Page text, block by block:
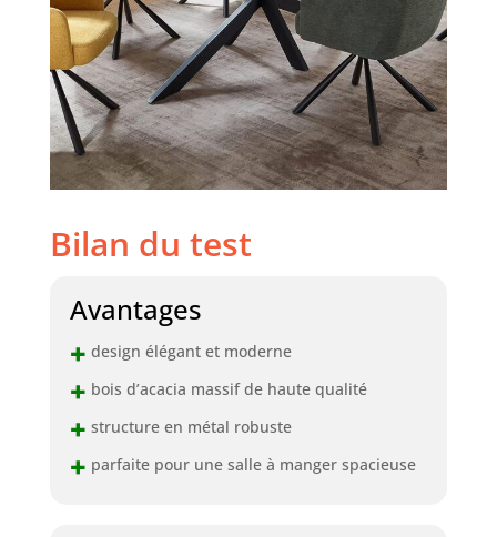
Bilan du test
Avantages
+ design élégant et moderne
+ bois d’acacia massif de haute qualité
+ structure en métal robuste
+ parfaite pour une salle à manger spacieuse